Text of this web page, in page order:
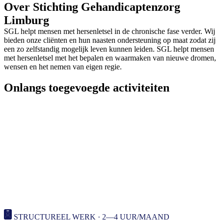
Over Stichting Gehandicaptenzorg
Limburg
SGL helpt mensen met hersenletsel in de chronische fase verder. Wij
bieden onze cliënten en hun naasten ondersteuning op maat zodat zij
een zo zelfstandig mogelijk leven kunnen leiden. SGL helpt mensen
met hersenletsel met het bepalen en waarmaken van nieuwe dromen,
wensen en het nemen van eigen regie.
Onlangs toegevoegde activiteiten
STRUCTUREEL WERK · 2—4 UUR/MAAND